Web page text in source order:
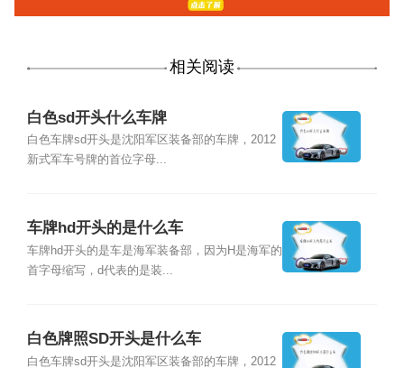
相关阅读
白色sd开头什么车牌
白色车牌sd开头是沈阳军区装备部的车牌，2012
新式军车号牌的首位字母...
车牌hd开头的是什么车
车牌hd开头的是车是海军装备部，因为H是海军的
首字母缩写，d代表的是装...
白色牌照SD开头是什么车
白色车牌sd开头是沈阳军区装备部的车牌，2012